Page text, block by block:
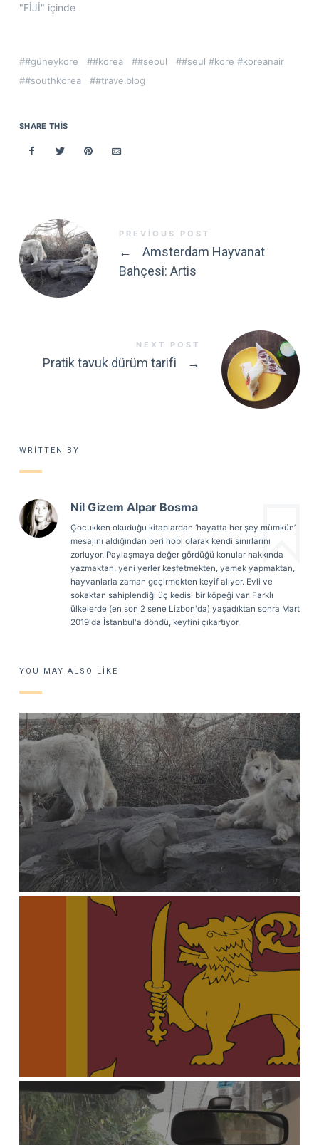
"FİJİ" içinde
#güneykore #korea #seoul
#seul #kore #koreanair
#southkorea
#travelblog
SHARE THIS
PREVIOUS POST
←
Amsterdam Hayvanat
Bahçesi: Artis
NEXT POST
Pratik tavuk dürüm tarifi →
WRITTEN BY
Nil Gizem Alpar Bosma
Çocukken okuduğu kitaplardan ‘hayatta her şey mümkün’
mesajını aldığından beri hobi olarak kendi sınırlarını
zorluyor. Paylaşmaya değer gördüğü konular hakkında
yazmaktan, yeni yerler keşfetmekten, yemek yapmaktan,
hayvanlarla zaman geçirmekten keyif alıyor. Evli ve
sokaktan sahiplendiği üç kedisi bir köpeği var. Farklı
ülkelerde (en son 2 sene Lizbon'da) yaşadıktan sonra Mart
2019'da İstanbul'a döndü, keyfini çıkartıyor.
YOU MAY ALSO LIKE